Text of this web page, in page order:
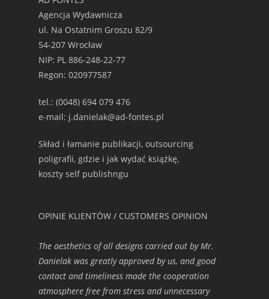
Agencja Wydawnicza
ul. Na Ostatnim Groszu 82/9
54-207 Wrocław
NIP: PL 886-248-22-77
Regon: 020977587
tel.: (0048) 694 079 476
e-mail: j.danielak@ad-fontes.pl
Skład i łamanie publikacji, outsourcing
poligrafii, gdzie i jak wydać książkę,
koszty self publishngu
OPINIE KLIENTÓW / CUSTOMERS OPINION
The aesthetics of all designs carried out by Mr.
Danielak was greatly approved by us, and good
contact and timeliness made the cooperation
atmosphere free from stress and unnecessary